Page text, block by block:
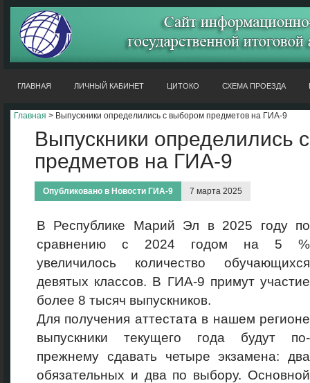
ГЛАВНАЯ ЛИЧНЫЙ КАБИНЕТ ЦИТОКО СХЕМА ПРОЕЗДА
Главная > Выпускники определились с выбором предметов на ГИА-9
Выпускники определились
предметов на ГИА-9
Опубликовано в Новости ГИА-9 7 марта 2025
В Республике Марий Эл в 2025 году по
сравнению с 2024 годом на 5 %
увеличилось количество обучающихся
девятых классов. В ГИА-9 примут участие
более 8 тысяч выпускников.
Для получения аттестата в нашем регионе
выпускники текущего года будут по-
прежнему сдавать четыре экзамена: два
обязательных и два по выбору. Основной